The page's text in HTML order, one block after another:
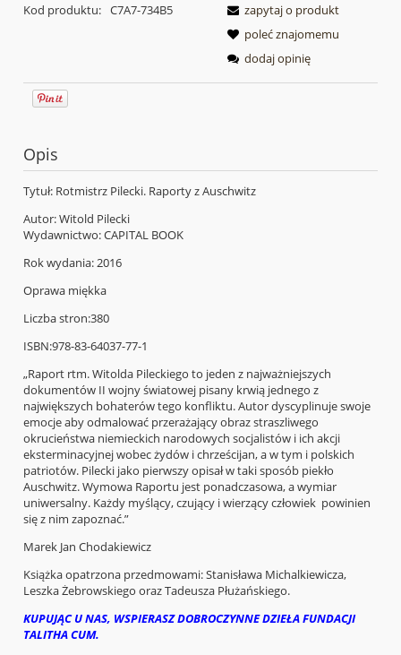
Kod produktu: C7A7-734B5
zapytaj o produkt
poleć znajomemu
dodaj opinię
Opis
Tytuł: Rotmistrz Pilecki. Raporty z Auschwitz
Autor: Witold Pilecki
Wydawnictwo: CAPITAL BOOK
Rok wydania: 2016
Oprawa miękka
Liczba stron:380
ISBN:978-83-64037-77-1
„Raport rtm. Witolda Pileckiego to jeden z najważniejszych
dokumentów II wojny światowej pisany krwią jednego z
największych bohaterów tego konfliktu. Autor dyscyplinuje swoje
emocje aby odmalować przerażający obraz straszliwego
okrucieństwa niemieckich narodowych socjalistów i ich akcji
eksterminacyjnej wobec żydów i chrześcijan, a w tym i polskich
patriotów. Pilecki jako pierwszy opisał w taki sposób piekło
Auschwitz. Wymowa Raportu jest ponadczasowa, a wymiar
uniwersalny. Każdy myślący, czujący i wierzący człowiek powinien
się z nim zapoznać.”
Marek Jan Chodakiewicz
Książka opatrzona przedmowami: Stanisława Michalkiewicza,
Leszka Żebrowskiego oraz Tadeusza Płużańskiego.
KUPUJĄC U NAS, WSPIERASZ DOBROCZYNNE DZIEŁA FUNDACJI
TALITHA CUM.